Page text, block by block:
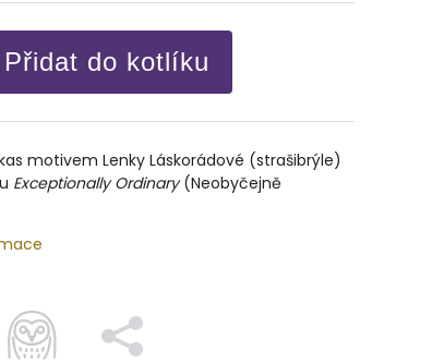
Přidat do kotlíku
s motivem Lenky Láskorádové (strašibrýle)
Exceptionally Ordinary(Neobyčejně